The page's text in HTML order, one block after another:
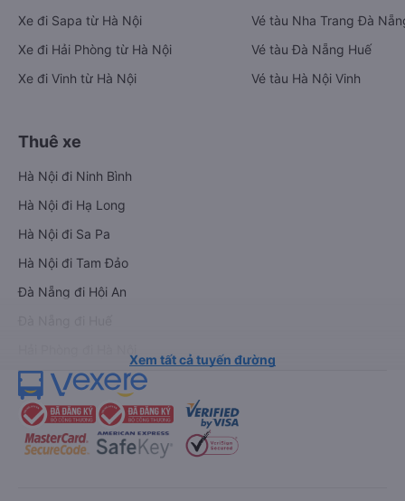
Xe đi Sapa từ Hà Nội
Xe đi Hải Phòng từ Hà Nội
Xe đi Vinh từ Hà Nội
Vé tàu Nha Trang Đà
Vé tàu Đà Nẵng Huế
Vé tàu Hà Nội Vinh
Thuê xe
Hà Nội đi Ninh Bình
Hà Nội đi Hạ Long
Hà Nội đi Sa Pa
Hà Nội đi Tam Đảo
Đà Nẵng đi Hội An
Xem tất cả tuyến đường